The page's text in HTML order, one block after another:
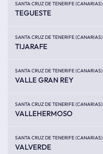
SANTA CRUZ DE TENERIFE (CANARIAS)
TEGUESTE
SANTA CRUZ DE TENERIFE (CANARIAS)
TIJARAFE
SANTA CRUZ DE TENERIFE (CANARIAS)
VALLE GRAN REY
SANTA CRUZ DE TENERIFE (CANARIAS)
VALLEHERMOSO
SANTA CRUZ DE TENERIFE (CANARIAS)
VALVERDE